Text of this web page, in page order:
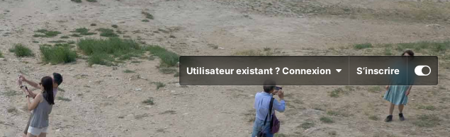
Utilisateur existant ? Connexion S’inscrire